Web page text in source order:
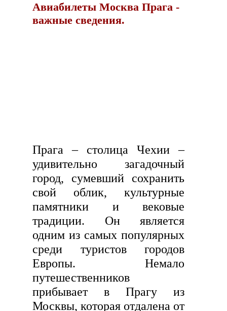
Авиабилеты Москва Прага -
важные сведения.
Прага – столица Чехии –
удивительно загадочный
город, сумевший сохранить
свой облик, культурные
памятники и вековые
традиции. Он является
одним из самых популярных
среди туристов городов
Европы. Немало
путешественников
прибывает в Прагу из
Москвы, которая отдалена от